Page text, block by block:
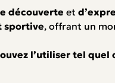
découverte et
sportive, offrant un
l’utiliser tel